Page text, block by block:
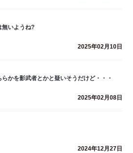
無いようね?
2025年02月10日
かを影武者とかと疑いそうだけど・・・
2025年02月08日
2024年12月27日